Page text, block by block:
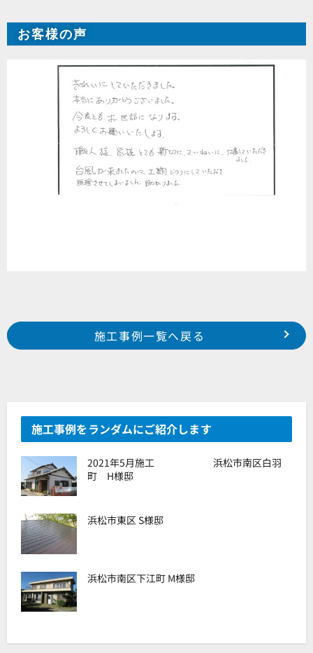
お客様の声
Prev 施工事例一覧へ戻る
施工事例をランダムにご紹介します
2021年5月施工 浜松市南区白羽
町 H様邸
浜松市東区 S様邸
浜松市南区下江町 M様邸